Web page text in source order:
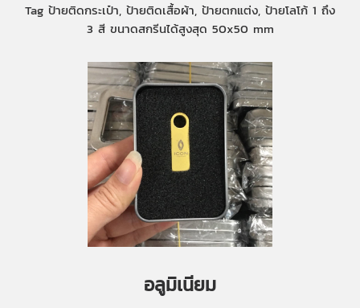
Tag ป้ายติดกระเป๋า, ป้ายติดเสื้อผ้า, ป้ายตกแต่ง, ป้ายโลโก้ 1 ถึง
3 สี ขนาดสกรีนได้สูงสุด 50x50 mm
อลูมิเนียม